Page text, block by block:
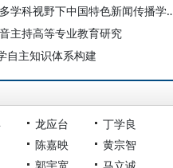
田香凝 丁靓琦：何以“中国学派”
主持高等专业教育研究
自主知识体系构建
龙应台
丁学良
陈嘉映
黄宗智